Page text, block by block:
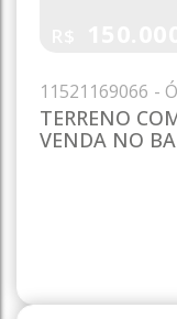
TERRENO
VENDA NO
11521169066